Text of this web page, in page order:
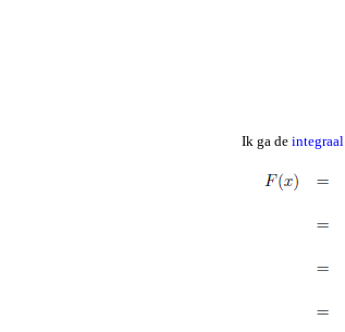
Ik ga de integraal